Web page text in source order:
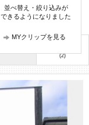
並べ替え・絞り込みが
できるようになりました
MYクリップを見る
(2)